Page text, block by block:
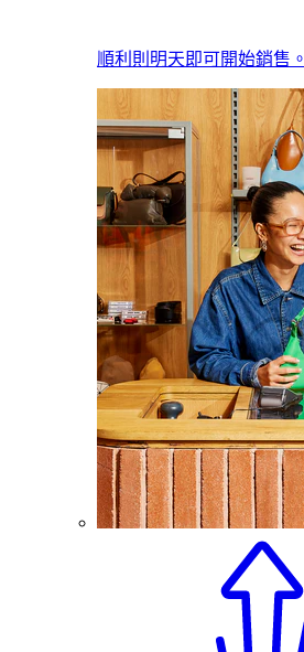
順利則明天即可開始銷售。